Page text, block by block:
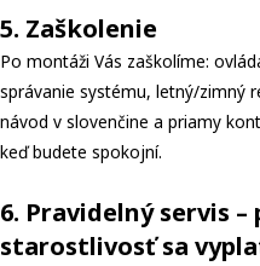
5. Zaškolenie
Po montáži Vás zaškolíme:
správanie systému, letný/zimný
návod v slovenčine a priamy
keď budete spokojní.
6. Pravidelný servis
starostlivosť sa